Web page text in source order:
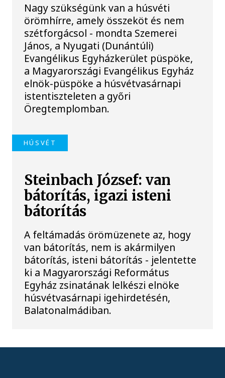
Nagy szükségünk van a húsvéti
örömhírre, amely összeköt és nem
szétforgácsol - mondta Szemerei
János, a Nyugati (Dunántúli)
Evangélikus Egyházkerület püspöke,
a Magyarországi Evangélikus Egyház
elnök-püspöke a húsvétvasárnapi
istentiszteleten a győri
Öregtemplomban.
HÚSVÉT
Steinbach József: van
bátorítás, igazi isteni
bátorítás
A feltámadás örömüzenete az, hogy
van bátorítás, nem is akármilyen
bátorítás, isteni bátorítás - jelentette
ki a Magyarországi Református
Egyház zsinatának lelkészi elnöke
húsvétvasárnapi igehirdetésén,
Balatonalmádiban.